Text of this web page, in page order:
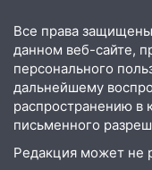
Все права
данном веб-сайте,
персонального
дальнейшему
распространению в
письменного
Редакция может не